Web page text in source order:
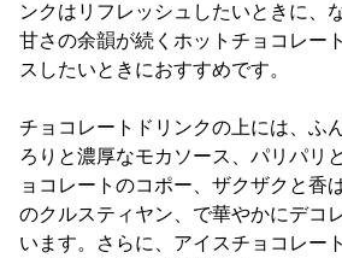
ンクはリフレッシュしたいときに、
甘さの余韻が続くホットチョコレー
スしたいときにおすすめです。
チョコレートドリンクの上には、ふ
ろりと濃厚なモカソース、パリパリ
ョコレートのコポー、ザクザクと香
のクルスティヤン、で華やかにデコ
います。さらに、アイスチョコレー